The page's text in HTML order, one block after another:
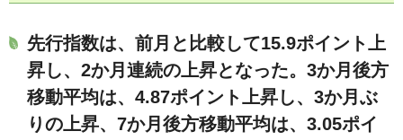
先行指数は、 前月と比較して15.9ポイント上
昇し、2か月連続の上昇となった。3か月後方
移動平均は、4.87ポイント上昇し、3か月ぶ
りの上昇、7か月後方移動平均は、3.05ポイ